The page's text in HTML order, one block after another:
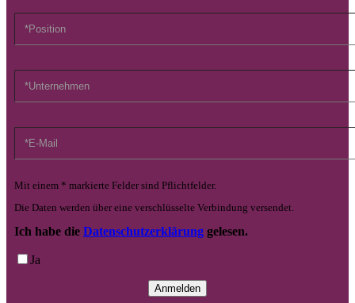
Mit einem * markierte Felder sind Pflichtfelder.
Die Daten werden über eine verschlüsselte Verbindung versendet.
Ich habe die Datenschutzerklärung gelesen.
Ja